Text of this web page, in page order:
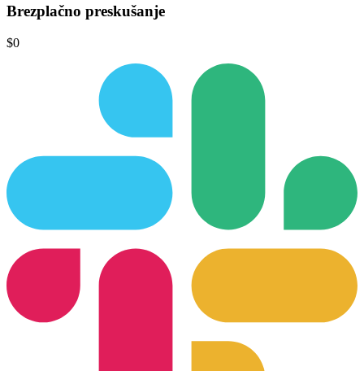
Brezplačno preskušanje
$0